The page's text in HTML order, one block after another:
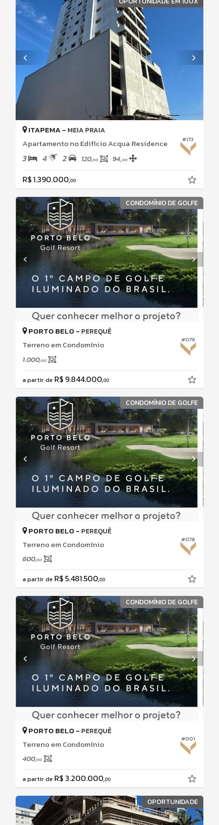
#173
ITAPEMA - MEIA PRAIA
Apartamento no Edifício Acqua Residence
3 4 2 120,00 94,00
R$ 1.390.000,00
CONDOMÍNIO DE GOLFE
#079
PORTO BELO - PEREQUÊ
Terreno em Condomínio
1.000,00
a partir de R$ 9.844.000,00
CONDOMÍNIO DE GOLFE
#078
PORTO BELO - PEREQUÊ
Terreno em Condomínio
600,00
a partir de R$ 5.481.500,00
CONDOMÍNIO DE GOLFE
#001
PORTO BELO - PEREQUÊ
Terreno em Condomínio
400,00
a partir de R$ 3.200.000,00
OPORTUNIDADE